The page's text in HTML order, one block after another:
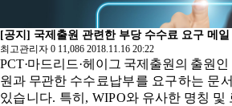
[공지] 국제출원 관련한 부당 수수료 요구 메일
최고관리자 0 11,086 2018.11.16 20:22
PCT·마드리드·헤이그 국제출원의 출원
원과 무관한 수수료납부를 요구하는 문
있습니다. 특히 , WIPO와 유사한 명칭 및